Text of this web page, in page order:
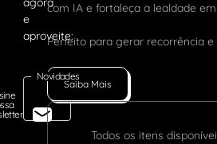
Novidades
com IA e fortaleça a lealdade
Perfeito para gerar recorrência e
Saiba Mais
Todos os itens